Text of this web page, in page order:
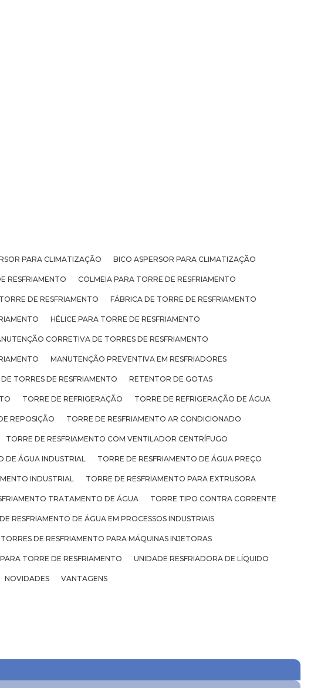
PARA CLIMATIZAÇÃO BICO ASPERSOR PARA CLIMATIZAÇÃO
RESFRIAMENTO COLMEIA PARA TORRE DE RESFRIAMENTO
DE RESFRIAMENTO FÁBRICA DE TORRE DE RESFRIAMENTO
HÉLICE PARA TORRE DE RESFRIAMENTO
CORRETIVA DE TORRES DE RESFRIAMENTO
MANUTENÇÃO PREVENTIVA EM RESFRIADORES
TORRES DE RESFRIAMENTO RETENTOR DE GOTAS
TORRE DE REFRIGERAÇÃO TORRE DE REFRIGERAÇÃO DE ÁGUA
REPOSIÇÃO TORRE DE RESFRIAMENTO AR CONDICIONADO
TORRE DE RESFRIAMENTO COM VENTILADOR CENTRÍFUGO
DE ÁGUA INDUSTRIAL TORRE DE RESFRIAMENTO DE ÁGUA PREÇO
INDUSTRIAL TORRE DE RESFRIAMENTO PARA EXTRUSORA
TRATAMENTO DE ÁGUA TORRE TIPO CONTRA CORRENTE
RESFRIAMENTO DE ÁGUA EM PROCESSOS INDUSTRIAIS
TORRES DE RESFRIAMENTO PARA MÁQUINAS INJETORAS
TORRE DE RESFRIAMENTO UNIDADE RESFRIADORA DE LÍQUIDO
NOVIDADES VANTAGENS